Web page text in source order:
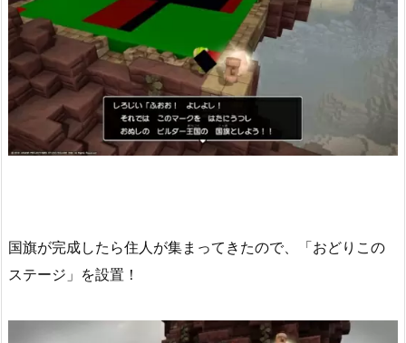
国旗が完成したら住人が集まってきたので、「おどりこの
ステージ」を設置！